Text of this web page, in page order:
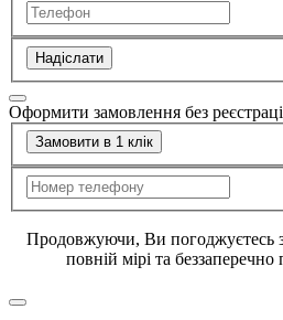
Надіслати
Оформити замовлення без
Замовити в 1 клік
Продовжуючи, Ви погоджуєтесь
повній мірі та